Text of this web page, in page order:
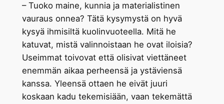
– Tuoko maine, kunnia ja materialistinen
vauraus onnea? Tätä kysymystä on hyvä
kysyä ihmisiltä kuolinvuoteella. Mitä he
katuvat, mistä valinnoistaan he ovat iloisia?
Useimmat toivovat että olisivat viettäneet
enemmän aikaa perheensä ja ystäviensä
kanssa. Yleensä ottaen he eivät juuri
koskaan kadu tekemisiään, vaan tekemättä